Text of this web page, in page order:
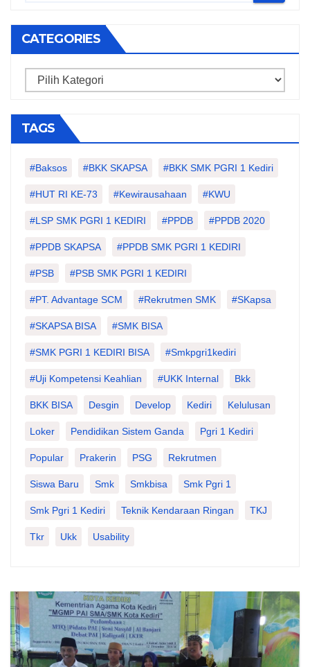
CATEGORIES
Categories
TAGS
#Baksos #BKK SKAPSA #BKK SMK PGRI 1 Kediri
#HUT RI KE-73 #kewirausahaan #KWU
#LSP SMK PGRI 1 KEDIRI #PPDB #PPDB 2020
#PPDB SKAPSA #PPDB SMK PGRI 1 KEDIRI
#PSB #PSB SMK PGRI 1 KEDIRI
#PT. Advantage SCM #Rekrutmen SMK #SKapsa
#SKAPSA BISA #SMK BISA
#SMK PGRI 1 KEDIRI BISA #smkpgri1kediri
#Uji Kompetensi Keahlian #UKK Internal Bkk
BKK BISA Desgin Develop Kediri Kelulusan
Loker Pendidikan Sistem Ganda Pgri 1 Kediri
Popular Prakerin PSG Rekrutmen
Siswa Baru Smk Smkbisa Smk Pgri 1
Smk Pgri 1 Kediri Teknik Kendaraan Ringan TKJ
Tkr Ukk Usability